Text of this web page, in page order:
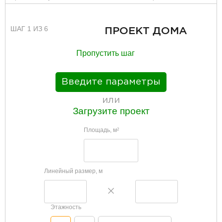
ШАГ 1 ИЗ 6 ПРОЕКТ ДОМА
Пропустить шаг
Введите параметры
или
Загрузите проект
Площадь, м2
Линейный размер, м
Этажность